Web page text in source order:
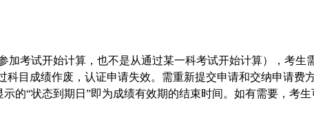
考试开始计算，也不是从通过某一科考试开始计算），考生
目成绩作废，认证申请失效。需重新提交申请和交纳申请费
的“状态到期日”即为成绩有效期的结束时间。如有需要，考生